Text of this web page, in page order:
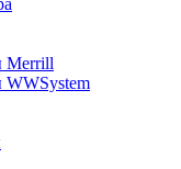
Merrill